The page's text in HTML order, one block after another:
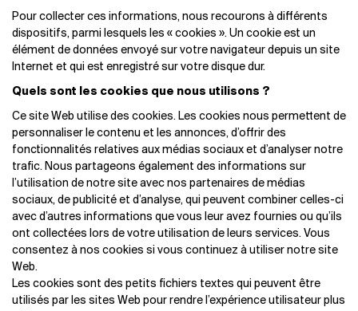
Pour collecter ces informations, nous recourons à différents
dispositifs, parmi lesquels les « cookies ». Un cookie est un
élément de données envoyé sur votre navigateur depuis un site
Internet et qui est enregistré sur votre disque dur.
Quels sont les cookies que nous utilisons ?
Ce site Web utilise des cookies. Les cookies nous permettent de
personnaliser le contenu et les annonces, d’offrir des
fonctionnalités relatives aux médias sociaux et d’analyser notre
trafic. Nous partageons également des informations sur
l’utilisation de notre site avec nos partenaires de médias
sociaux, de publicité et d’analyse, qui peuvent combiner celles-ci
avec d’autres informations que vous leur avez fournies ou qu’ils
ont collectées lors de votre utilisation de leurs services. Vous
consentez à nos cookies si vous continuez à utiliser notre site
Web.
Les cookies sont des petits fichiers textes qui peuvent être
utilisés par les sites Web pour rendre l’expérience utilisateur plus